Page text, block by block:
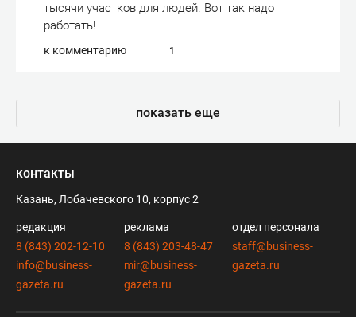
тысячи участков для людей. Вот так надо
работать!
к комментарию 1
показать еще
контакты
Казань, Лобачевского 10, корпус 2
редакция
8 (843) 202-12-10
info@business-
gazeta.ru
реклама
8 (843) 203-48-47
mir@business-
gazeta.ru
отдел персонала
staff@business-
gazeta.ru